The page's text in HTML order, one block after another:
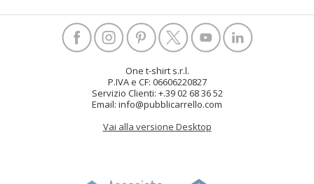
One t-shirt s.r.l.
P.IVA e CF: 06606220827
Servizio Clienti: +.39 02 68 36 52
Email: info@pubblicarrello.com
Vai alla versione Desktop